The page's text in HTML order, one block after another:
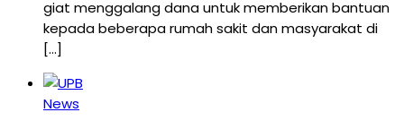
giat menggalang dana untuk memberikan bantuan
kepada beberapa rumah sakit dan masyarakat di
[…]
News